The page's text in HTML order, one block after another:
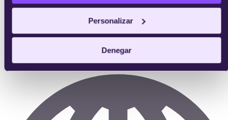
Personalizar
Denegar
Profesor: